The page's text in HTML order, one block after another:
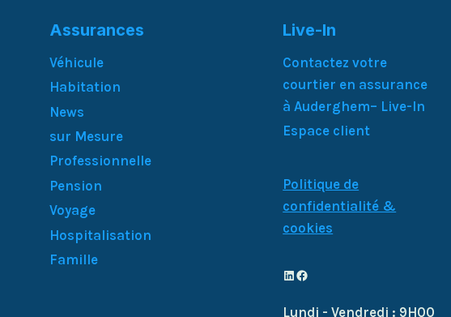
Assurances
Véhicule
Habitation
News
sur Mesure
Professionnelle
Pension
Voyage
Hospitalisation
Famille
Live-In
Contactez votre
courtier en assurance
à Auderghem– Live-In
Espace client
Politique de
confidentialité &
cookies
LinkedIn
Facebook
Lundi - Vendredi : 9H00